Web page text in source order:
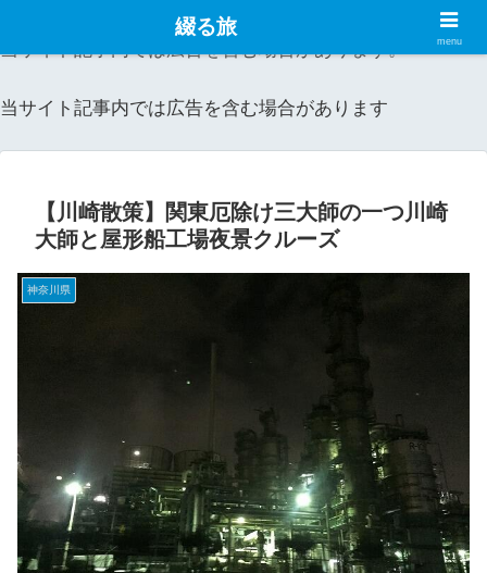
当サイト記事内では広告を含む場合があります。
当サイト記事内では広告を含む場合があります
【川崎散策】関東厄除け三大師の一つ川崎
大師と屋形船工場夜景クルーズ
神奈川県
綴る旅
menu